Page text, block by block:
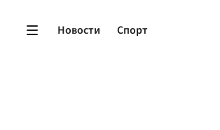
Новости Спорт